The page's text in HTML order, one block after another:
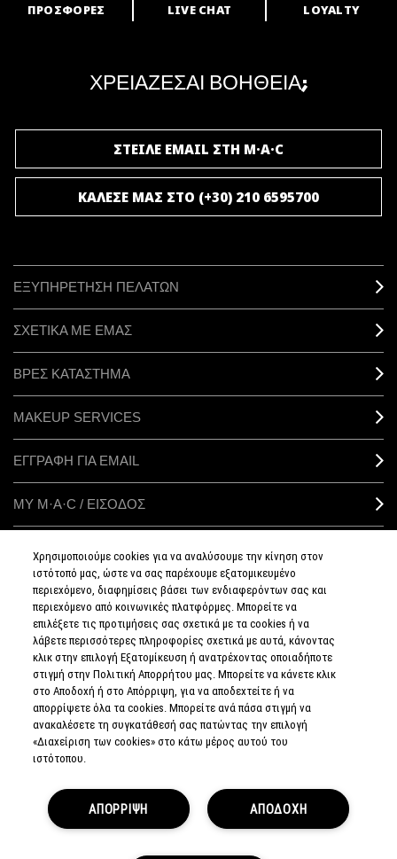
ARE YOU A M·A·C LOVER?
ΠΡΟΣΦΟΡΕΣ LIVE CHAT LOYALTY
ΧΡΕΙΑΖΕΣΑΙ ΒΟΗΘΕΙΑ;
ΣΤΕΙΛΕ EMAIL ΣΤΗ M·A·C
ΚΑΛΕΣΕ ΜΑΣ ΣΤΟ (+30) 210 6595700
ΕΞΥΠΗΡΕΤΗΣΗ ΠΕΛΑΤΩΝ
ΣΧΕΤΙΚΑ ΜΕ ΕΜΑΣ
ΒΡΕΣ ΚΑΤΑΣΤΗΜΑ
MAKEUP SERVICES
ΕΓΓΡΑΦΗ ΓΙΑ EMAIL
ΜΥ M·A·C / ΕΙΣΟΔΟΣ
ΣΥΝΔΕΘΕΙΤΕ
ΠΟΛΙΤΙΚΗ
ΑΠΟΡΡΗΤΟΥ
ΟΡΟΙ &
ΠΡΟΥΠΟΘΕΣΕΙΣ
ΟΡΟΙ
ΠΩΛΗΣΗΣ
ΠΟΛΙΤΙΚΗ
ΕΝΗΜΕΡΩΘΕΙΤΕ
ΓΙΑ ΤΑ ΠΛΑΣΤΑ
ΠΡΟΪΟΝΤΑ
ΔΙΑΧΕΙΡΙΣΤΕΙΤΕ
ΤΟΥ ΙΣΤΟΤΟΠΟΥ
Χρησιμοποιούμε cookies για να αναλύσουμε την κίνηση στον
ιστότοπό μας, ώστε να σας παρέχουμε εξατομικευμένο
περιεχόμενο, διαφημίσεις βάσει των ενδιαφερόντων σας και
περιεχόμενο από κοινωνικές πλατφόρμες. Μπορείτε να
επιλέξετε τις προτιμήσεις σας σχετικά με τα cookies ή να
λάβετε περισσότερες πληροφορίες σχετικά με αυτά, κάνοντας
κλικ στην επιλογή Εξατομίκευση ή ανατρέχοντας οποιαδήποτε
στιγμή στην Πολιτική Απορρήτου μας. Μπορείτε να κάνετε κλικ
στο Αποδοχή ή στο Απόρριψη, για να αποδεχτείτε ή να
απορρίψετε όλα τα cookies. Μπορείτε ανά πάσα στιγμή να
ανακαλέσετε τη συγκατάθεσή σας πατώντας την επιλογή
«Διαχείριση των cookies» στο κάτω μέρος αυτού του
ιστότοπου.
ΑΠΟΔΟΧΗ
ΑΠΟΡΡΙΨΗ